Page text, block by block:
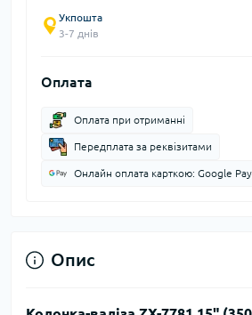
Укпошта
3-7 днів
Оплата
Оплата при отриманні
Передплата за реквізитами
Онлайн оплата карткою: Google
Опис